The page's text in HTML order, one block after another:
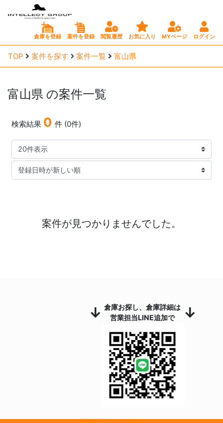
倉庫を登録 案件を登録 閲覧履歴 お気に入り MYページ ログイン
TOP 案件を探す 案件一覧 富山県
富山県 の案件一覧
検索結果 0 件 (0件)
案件が見つかりませんでした。
↓ 倉庫お探し、倉庫詳細は
営業担当LINE追加で
↓